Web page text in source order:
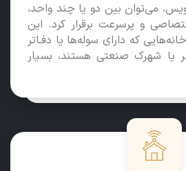
می‌توان بین دو یا چند واحد،
و پرسرعت برقرار کرد. این
که دارای سوله‌ها یا دفـاتر
یا شهرک صنعتی هستند، بسیار